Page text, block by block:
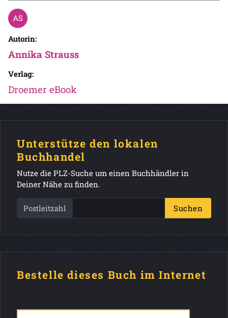
Autorin:
Annika Strauss
Verlag:
Droemer eBook
Unterstütze den lokalen
Buchhandel
Nutze die PLZ-Suche um einen Buchhändler in
Deiner Nähe zu finden.
Postleitzahl Suchen
Bestelle dieses Buch im Internet